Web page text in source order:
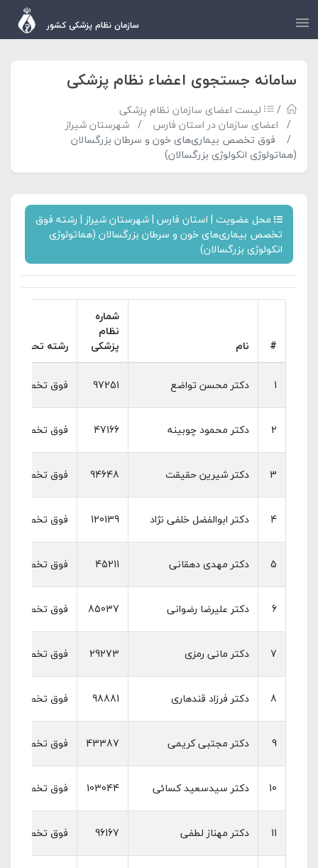
سازمان نظام پزشکی کشور
سامانه جستجوی اعضاء نظام پزشکی
لیست اعضای سازمان نظام پزشکی
اعضای سازمان در استان فارس
شهرستان شیراز
فوق تخصص بیماری‌های خون و سرطان بزرگسالان
(هماتولوژی انکولوژی بزرگسالان)
محل عضویت | استان فارس | شهرستان شیراز | رشته فوق
تخصص بیماری‌های خون و سرطان بزرگسالان (هماتولوژی
انکولوژی بزرگسالان)
# نام
شماره
نظام
پزشکی
رشته تحصیلی
1 دکتر محسن تواضع 97251 فوق تخصص
2 دکتر محمود چوبینه 47166 فوق تخصص
3 دکتر شیرین حقیقت 94648 فوق تخصص
4 دکتر ابوالفضل خلفی نژاد 120139 فوق تخصص
5 دکتر مهدی دهقانی 45211 فوق تخصص
6 دکتر علیرضا رضوانی 85037 فوق تخصص
7 دکتر مانی رمزی 29273 فوق تخصص
8 دکتر فرزاد قندهاری 98881 فوق تخصص
9 دکتر مجتبی کریمی 43387 فوق تخصص
10 دکتر سیدسعید کسائی 103044 فوق تخصص
11 دکتر مهناز لطفی 96167 فوق تخصص